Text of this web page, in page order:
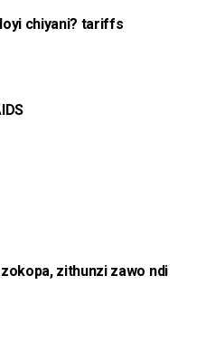
chiyani? tariffs
zithunzi zawo ndi